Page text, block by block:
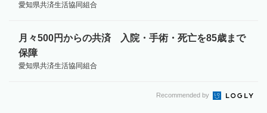
愛知県共済生活協同組合
月々500円からの共済 入院・手術・死亡を85歳まで
保障
愛知県共済生活協同組合
Recommended by